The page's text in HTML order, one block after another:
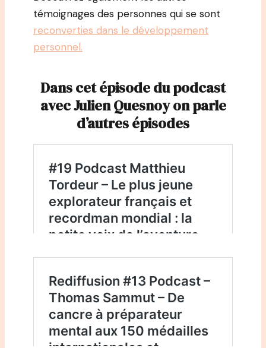
témoignages des personnes qui se sont
reconverties dans le développement
personnel.
Dans cet épisode du podcast
avec Julien Quesnoy on parle
d’autres épisodes